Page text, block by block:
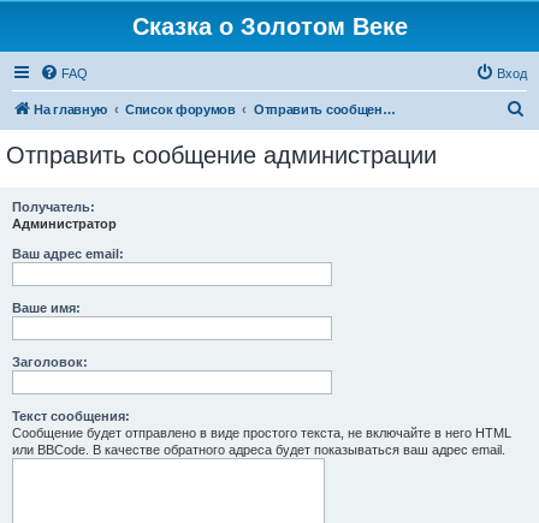
Сказка о Золотом Веке
FAQ Вход
На главную Список форумов Отправить сообщение администрации
Отправить сообщение администрации
Получатель:
Администратор
Ваш адрес email:
Ваше имя:
Заголовок:
Текст сообщения:
Сообщение будет отправлено в виде простого текста, не включайте в него HTML
или BBCode. В качестве обратного адреса будет показываться ваш адрес email.